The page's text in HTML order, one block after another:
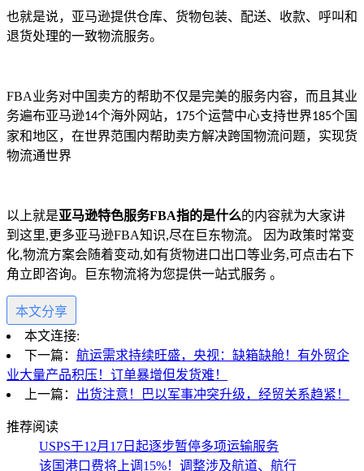
也就是说，亚马逊提供仓库、货物包装、配送、收款、呼叫和
退货处理的一致物流服务。
FBA业务对中国卖方的帮助不仅是完美的服务内容，而且其业
务遍布亚马逊14个海外网站， 175个运营中心支持世界185个国
家和地区，在世界范围内帮助卖方解决跨国物流问题，实现货
物流通世界
以上就是亚马逊特色服务FBA指的是什么的内容就为大家讲
到这里,更多亚马逊FBA知识,尽在巨东物流。 因为政策时常变
化,物流方案会随着变动,如有货物进口出口等业务,可点击右下
角立即咨询。巨东物流将为您提供一站式服务 。
本文分享
本文连接:
下一篇： 航运需求持续旺盛，央视：缺箱缺舱！有外贸企
业大量产品积压！订单暴增但发货难！
上一篇： 出货注意！巴以军事冲突升级，经贸关系趋紧！
推荐阅读
USPS于12月17日起逐步暂停多项运输服务
该国港口费将上调15%！调整涉及航道、航行